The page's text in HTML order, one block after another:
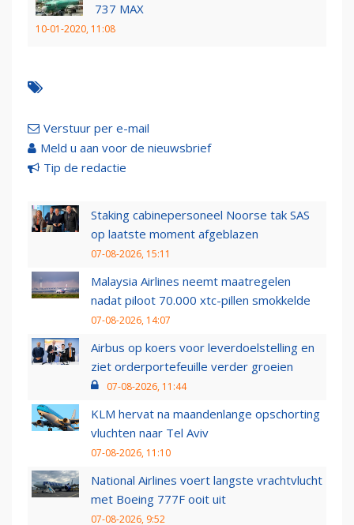
737 MAX
10-01-2020, 11:08
Verstuur per e-mail
Meld u aan voor de nieuwsbrief
Tip de redactie
Staking cabinepersoneel Noorse tak SAS
op laatste moment afgeblazen
07-08-2026, 15:11
Malaysia Airlines neemt maatregelen
nadat piloot 70.000 xtc-pillen smokkelde
07-08-2026, 14:07
Airbus op koers voor leverdoelstelling en
ziet orderportefeuille verder groeien
07-08-2026, 11:44
KLM hervat na maandenlange opschorting
vluchten naar Tel Aviv
07-08-2026, 11:10
National Airlines voert langste vrachtvlucht
met Boeing 777F ooit uit
07-08-2026, 9:52